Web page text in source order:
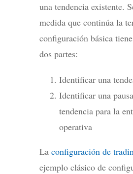
una tendencia existente.
medida que continúa la
configuración básica
dos partes:
Identificar una
Identificar una
tendencia para la
operativa
La configuración de
ejemplo clásico de